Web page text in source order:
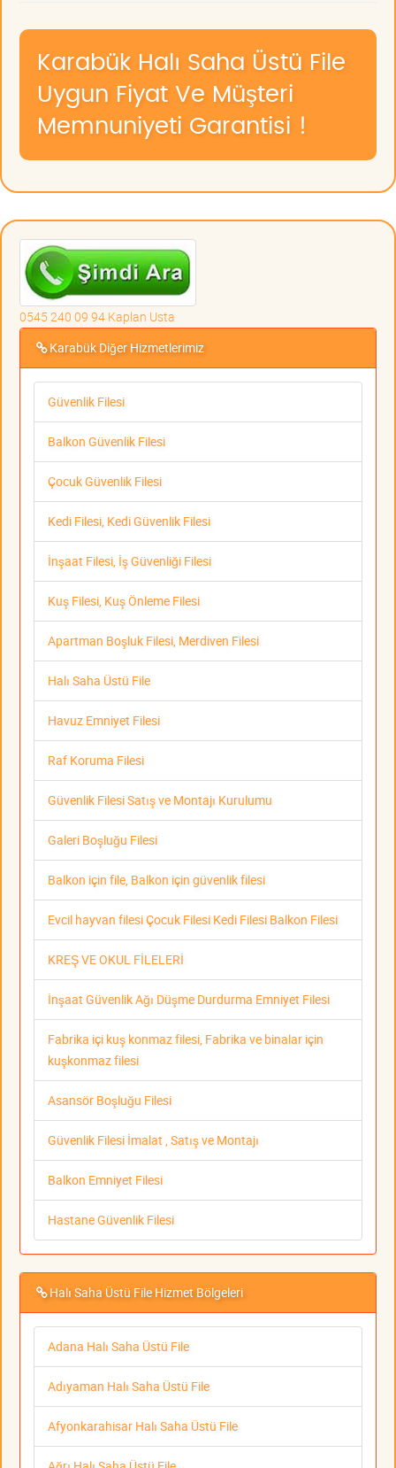
Karabük Halı Saha Üstü File
Uygun Fiyat Ve Müşteri
Memnuniyeti Garantisi !
0545 240 09 94 Kaplan Usta
Karabük Diğer Hizmetlerimiz
Güvenlik Filesi
Balkon Güvenlik Filesi
Çocuk Güvenlik Filesi
Kedi Filesi, Kedi Güvenlik Filesi
İnşaat Filesi, İş Güvenliği Filesi
Kuş Filesi, Kuş Önleme Filesi
Apartman Boşluk Filesi, Merdiven Filesi
Halı Saha Üstü File
Havuz Emniyet Filesi
Raf Koruma Filesi
Güvenlik Filesi Satış ve Montajı Kurulumu
Galeri Boşluğu Filesi
Balkon için file, Balkon için güvenlik filesi
Evcil hayvan filesi Çocuk Filesi Kedi Filesi Balkon Filesi
KREŞ VE OKUL FİLELERİ
İnşaat Güvenlik Ağı Düşme Durdurma Emniyet Filesi
Fabrika içi kuş konmaz filesi, Fabrika ve binalar için
kuşkonmaz filesi
Asansör Boşluğu Filesi
Güvenlik Filesi İmalat , Satış ve Montajı
Balkon Emniyet Filesi
Hastane Güvenlik Filesi
Halı Saha Üstü File Hizmet Bölgeleri
Adana Halı Saha Üstü File
Adıyaman Halı Saha Üstü File
Afyonkarahisar Halı Saha Üstü File